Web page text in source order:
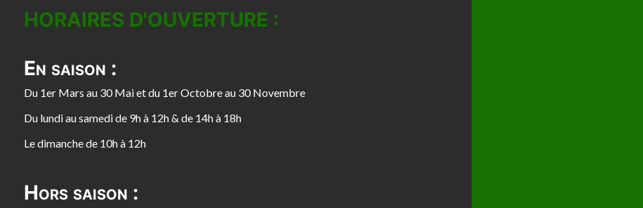
HORAIRES D'OUVERTURE :
En saison :
Du 1er Mars au 30 Mai et du 1er Octobre au 30 Novembre
Du lundi au samedi de 9h à 12h & de 14h à 18h
Le dimanche de 10h à 12h
Hors saison :